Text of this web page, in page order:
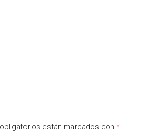
están marcados con *